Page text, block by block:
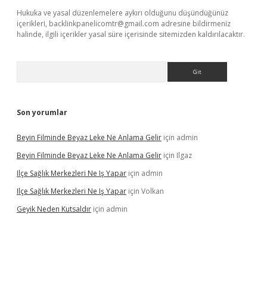
Hukuka ve yasal düzenlemelere aykırı olduğunu düşündüğünüz
içerikleri, backlinkpanelicomtr@gmail.com adresine bildirmeniz
halinde, ilgili içerikler yasal süre içerisinde sitemizden kaldırılacaktır.
Son yorumlar
Beyin Filminde Beyaz Leke Ne Anlama Gelir için admin
Beyin Filminde Beyaz Leke Ne Anlama Gelir için Ilgaz
Ilçe Sağlık Merkezleri Ne Iş Yapar için admin
Ilçe Sağlık Merkezleri Ne Iş Yapar için Volkan
Geyik Neden Kutsaldır için admin